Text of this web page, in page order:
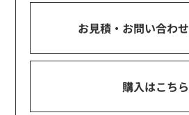
お見積・お問い合わせ
購入はこちら